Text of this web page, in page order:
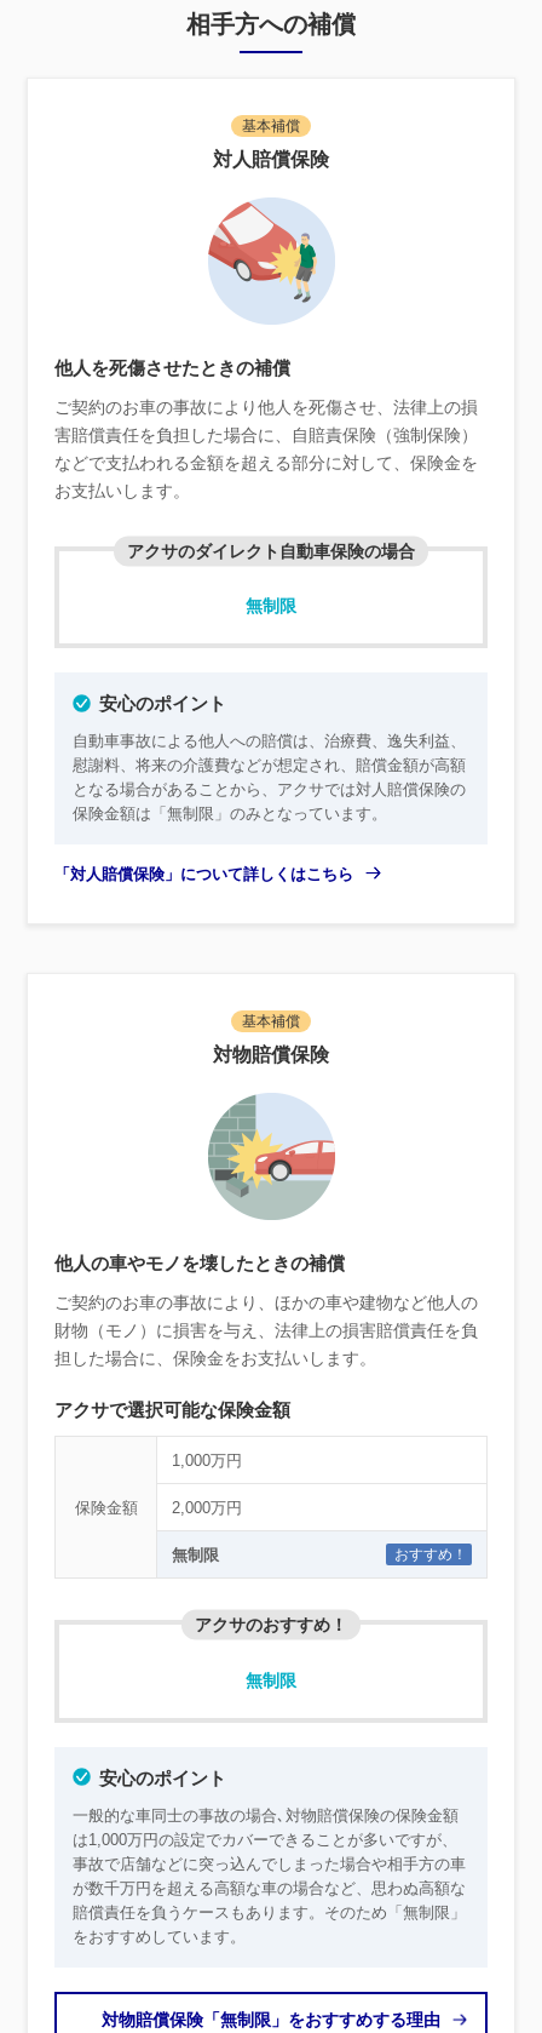
相手方への補償
基本補償
対人賠償保険
他人を死傷させたときの補償
ご契約のお車の事故により他人を死傷させ、法律上の損
害賠償責任を負担した場合に、自賠責保険（強制保険）
などで支払われる金額を超える部分に対して、保険金を
お支払いします。
アクサのダイレクト自動車保険の場合
無制限
安心のポイント
自動車事故による他人への賠償は、治療費、逸失利益、
慰謝料、将来の介護費などが想定され、賠償金額が高額
となる場合があることから、アクサでは対人賠償保険の
保険金額は「無制限」のみとなっています。
「対人賠償保険」について詳しくはこちら
基本補償
対物賠償保険
他人の車やモノを壊したときの補償
ご契約のお車の事故により、ほかの車や建物など他人の
財物（モノ）に損害を与え、法律上の損害賠償責任を負
担した場合に、保険金をお支払いします。
アクサで選択可能な保険金額
保険金額
1,000万円
2,000万円
おすすめ！
無制限
アクサのおすすめ！
無制限
安心のポイント
一般的な車同士の事故の場合､対物賠償保険の保険金額
は1,000万円の設定でカバーできることが多いですが、
事故で店舗などに突っ込んでしまった場合や相手方の車
が数千万円を超える高額な車の場合など、思わぬ高額な
賠償責任を負うケースもあります。そのため「無制限」
をおすすめしています。
対物賠償保険「無制限」をおすすめする理由